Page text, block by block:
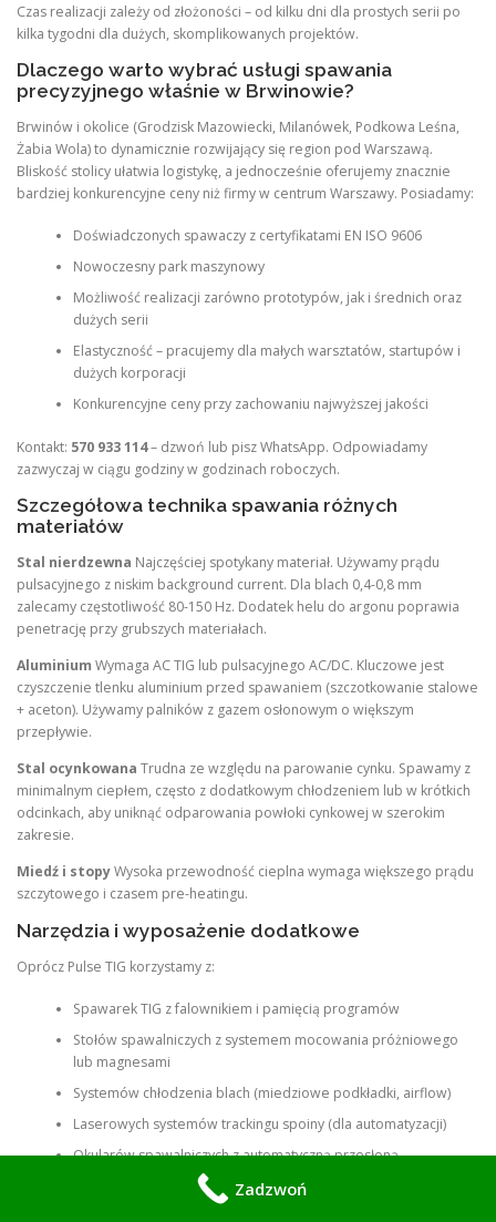
Czas realizacji zależy od złożoności – od kilku dni dla prostych serii po
kilka tygodni dla dużych, skomplikowanych projektów.
Dlaczego warto wybrać usługi spawania
precyzyjnego właśnie w Brwinowie?
Brwinów i okolice (Grodzisk Mazowiecki, Milanówek, Podkowa Leśna,
Żabia Wola) to dynamicznie rozwijający się region pod Warszawą.
Bliskość stolicy ułatwia logistykę, a jednocześnie oferujemy znacznie
bardziej konkurencyjne ceny niż firmy w centrum Warszawy. Posiadamy:
Doświadczonych spawaczy z certyfikatami EN ISO 9606
Nowoczesny park maszynowy
Możliwość realizacji zarówno prototypów, jak i średnich oraz
dużych serii
Elastyczność – pracujemy dla małych warsztatów, startupów i
dużych korporacji
Konkurencyjne ceny przy zachowaniu najwyższej jakości
Kontakt: 570 933 114– dzwoń lub pisz WhatsApp. Odpowiadamy
zazwyczaj w ciągu godziny w godzinach roboczych.
Szczegółowa technika spawania różnych
materiałów
Stal nierdzewna Najczęściej spotykany materiał. Używamy prądu
pulsacyjnego z niskim background current. Dla blach 0,4-0,8 mm
zalecamy częstotliwość 80-150 Hz. Dodatek helu do argonu poprawia
penetrację przy grubszych materiałach.
Aluminium Wymaga AC TIG lub pulsacyjnego AC/DC. Kluczowe jest
czyszczenie tlenku aluminium przed spawaniem (szczotkowanie stalowe
+ aceton). Używamy palników z gazem osłonowym o większym
przepływie.
Stal ocynkowana Trudna ze względu na parowanie cynku. Spawamy z
minimalnym ciepłem, często z dodatkowym chłodzeniem lub w krótkich
odcinkach, aby uniknąć odparowania powłoki cynkowej w szerokim
zakresie.
Miedź i stopyWysoka przewodność cieplna wymaga większego prądu
szczytowego i czasem pre-heatingu.
Narzędzia i wyposażenie dodatkowe
Oprócz Pulse TIG korzystamy z:
Spawarek TIG z falownikiem i pamięcią programów
Stołów spawalniczych z systemem mocowania próżniowego
lub magnesami
Systemów chłodzenia blach (miedziowe podkładki, airflow)
Laserowych systemów trackingu spoiny (dla automatyzacji)
Okularów spawalniczych z automatyczną przesłoną
Jakość i certyfikacje Zadzwoń